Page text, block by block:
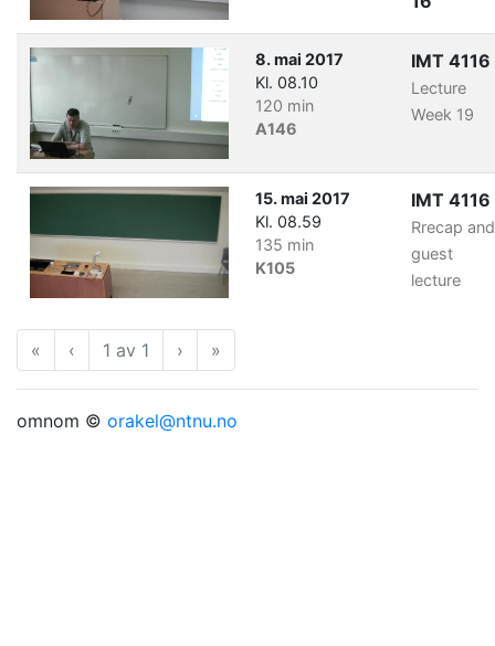
8. mai 2017
Kl. 08.10
120 min
A146
IMT 4116
Lecture
Week 19
15. mai 2017
Kl. 08.59
135 min
K105
IMT 4116
Rrecap and
guest
lecture
« Første
‹ Forrige
1 av 1 › Neste
»
omnom © orakel@ntnu.no